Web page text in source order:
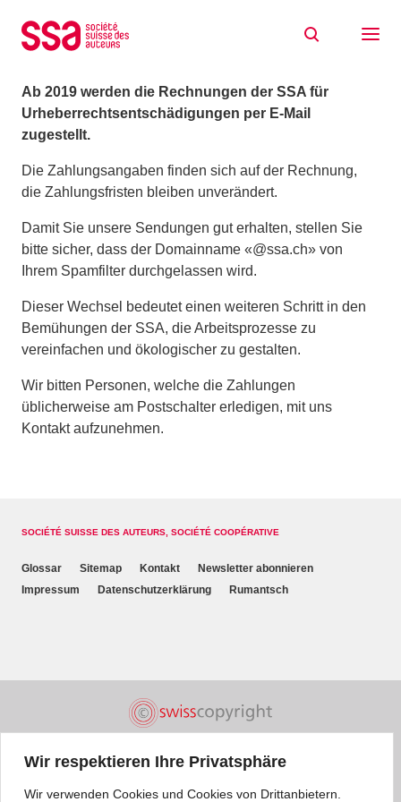
Wir respektieren Ihre Privatsphäre
Wir verwenden Cookies und Cookies von Drittanbietern.
Ab 2019 werden die Rechnungen der SSA für
Urheberrechtsentschädigungen per E-Mail
zugestellt.
Die Zahlungsangaben finden sich auf der Rechnung,
die Zahlungsfristen bleiben unverändert.
Damit Sie unsere Sendungen gut erhalten, stellen Sie
bitte sicher, dass der Domainname «@ssa.ch» von
Ihrem Spamfilter durchgelassen wird.
Dieser Wechsel bedeutet einen weiteren Schritt in den
Bemühungen der SSA, die Arbeitsprozesse zu
vereinfachen und ökologischer zu gestalten.
Wir bitten Personen, welche die Zahlungen
üblicherweise am Postschalter erledigen, mit uns
Kontakt aufzunehmen.
SOCIÉTÉ SUISSE DES AUTEURS, SOCIÉTÉ COOPÉRATIVE
Glossar Sitemap Kontakt
Newsletter abonnieren
Impressum
Datenschutzerklärung Rumantsch